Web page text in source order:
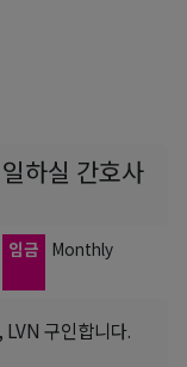
하실 간호사
임금 Monthly
구인합니다.